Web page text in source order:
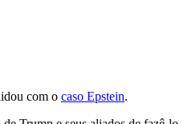
com o caso Epstein.